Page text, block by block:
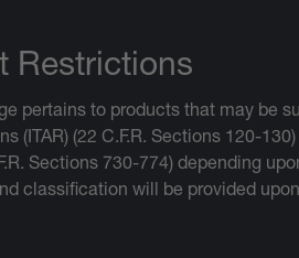
Restrictions
pertains to products that may be
(ITAR) (22 C.F.R. Sections 120-
Sections 730-774) depending
classification will be provided